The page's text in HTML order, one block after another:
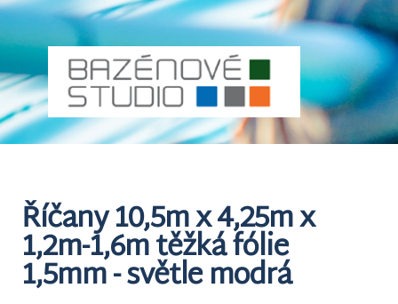
Říčany 10,5m x 4,25m x
1,2m-1,6m těžká fólie
1,5mm - světle modrá